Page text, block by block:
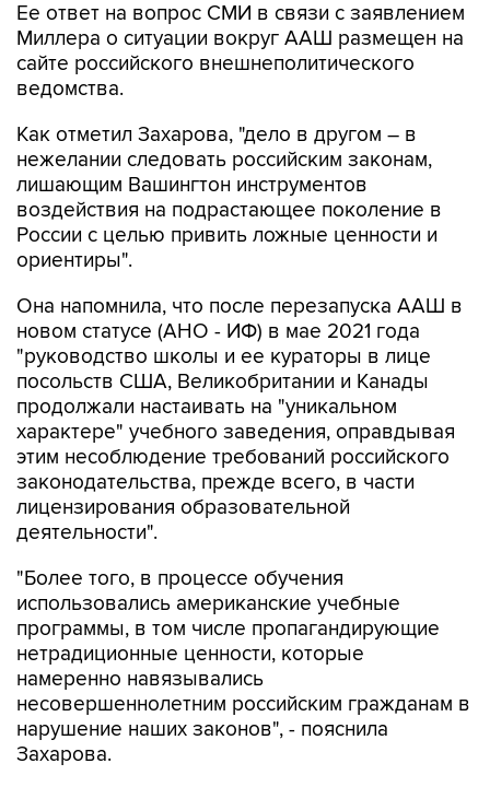
Ее ответ на вопрос СМИ в связи с заявлением
Миллера о ситуации вокруг ААШ размещен на
сайте российского внешнеполитического
ведомства.
Как отметил Захарова, "дело в другом – в
нежелании следовать российским законам,
лишающим Вашингтон инструментов
воздействия на подрастающее поколение в
России с целью привить ложные ценности и
ориентиры".
Она напомнила, что после перезапуска ААШ в
новом статусе (АНО - ИФ) в мае 2021 года
"руководство школы и ее кураторы в лице
посольств США, Великобритании и Канады
продолжали настаивать на "уникальном
характере" учебного заведения, оправдывая
этим несоблюдение требований российского
законодательства, прежде всего, в части
лицензирования образовательной
деятельности".
"Более того, в процессе обучения
использовались американские учебные
программы, в том числе пропагандирующие
нетрадиционные ценности, которые
намеренно навязывались
несовершеннолетним российским гражданам в
нарушение наших законов", - пояснила
Захарова.